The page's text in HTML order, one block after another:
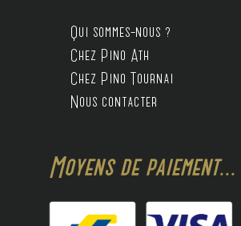
Qui sommes-nous ?
Chez Pino Ath
Chez Pino Tournai
Nous contacter
Moyens de paiement...